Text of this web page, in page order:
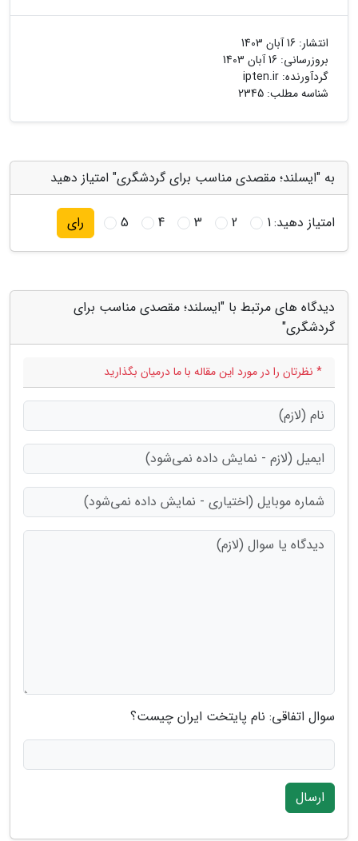
انتشار: 16 آبان 1403
بروزرسانی: 16 آبان 1403
گردآورنده: ipten.ir
شناسه مطلب: 2345
به "ایسلند؛ مقصدی مناسب برای گردشگری" امتیاز دهید
امتیاز دهید:1
2
3
4
5 رای
دیدگاه های مرتبط با "ایسلند؛ مقصدی مناسب برای
گردشگری"
* نظرتان را در مورد این مقاله با ما درمیان بگذارید
سوال اتفاقی: نام پایتخت ایران چیست؟
ارسال